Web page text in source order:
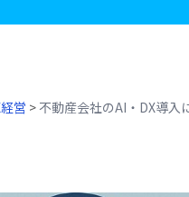
営 > 不動産会社のAI・DX導入